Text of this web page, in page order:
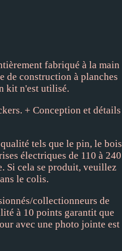
fabriqué à la main
de construction à planches
kit n'est utilisé.
+ Conception et détails
tels que le pin, le bois
électriques de 110 à 240
Si cela se produit, veuillez
le colis.
collectionneurs de
à 10 points garantit que
avec une photo jointe est